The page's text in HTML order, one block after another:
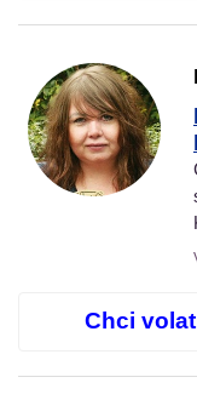
Chci volat